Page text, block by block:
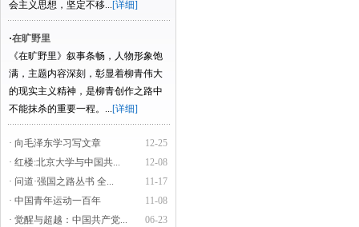
会主义思想，坚定不移...[详细]
·在旷野里
《在旷野里》叙事条畅，人物形象饱
满，主题内容深刻，彰显着柳青伟大
的现实主义精神，是柳青创作之路中
不能抹杀的重要一程。...[详细]
12-25
· 向毛泽东学习写文章
12-08
· 红楼:北京大学与中国共...
11-17
· 问道·强国之路丛书 全...
11-08
· 中国青年运动一百年
06-23
· 觉醒与超越：中国共产党...